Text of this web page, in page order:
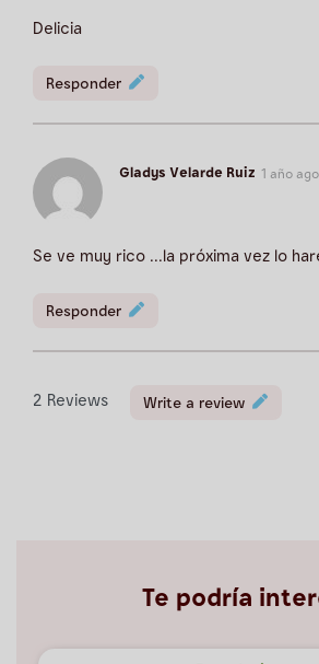
2 Reviews Write a review
Delicia
Responder
Gladys Velarde Ruiz 1 año ago
Se ve muy rico ...la próxima vez lo
Responder
Te podría